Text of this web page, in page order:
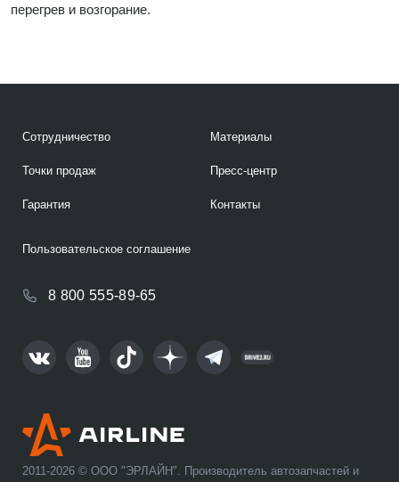
перегрев и возгорание.
2011-2026 © ООО "ЭРЛАЙН". Производитель автозапчастей и
Сотрудничество
Точки продаж
Гарантия
Материалы
Пресс-центр
Контакты
8 800 555-89-65
Пользовательское соглашение